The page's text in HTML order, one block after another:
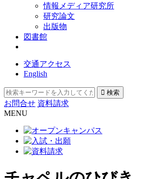
情報メディア研究所
研究論文
出版物
図書館
交通アクセス
English
お問合せ 資料請求
MENU